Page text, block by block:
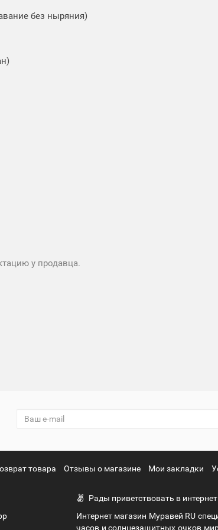
без ныряния)
у продавца.
товара Отзывы о магазине Мои закладки
Рады приветствовать в
Интернет магазин Муравей RU
часов и солнцезащитных очков